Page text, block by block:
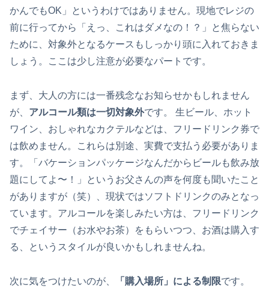
かんでもOK」というわけではありません。現地でレジの
前に行ってから「えっ、これはダメなの！？」と焦らない
ために、対象外となるケースもしっかり頭に入れておきま
しょう。ここは少し注意が必要なパートです。
まず、大人の方には一番残念なお知らせかもしれません
が、 アルコール類は一切対象外です。 生ビール、ホット
ワイン、おしゃれなカクテルなどは、フリードリンク券で
は飲めません。これらは別途、実費で支払う必要がありま
す。「バケーションパッケージなんだからビールも飲み放
題にしてよ〜！」というお父さんの声を何度も聞いたこと
がありますが（笑）、現状ではソフトドリンクのみとなっ
ています。アルコールを楽しみたい方は、フリードリンク
でチェイサー（お水やお茶）をもらいつつ、お酒は購入す
る、というスタイルが良いかもしれませんね。
次に気をつけたいのが、 「購入場所」による制限です。